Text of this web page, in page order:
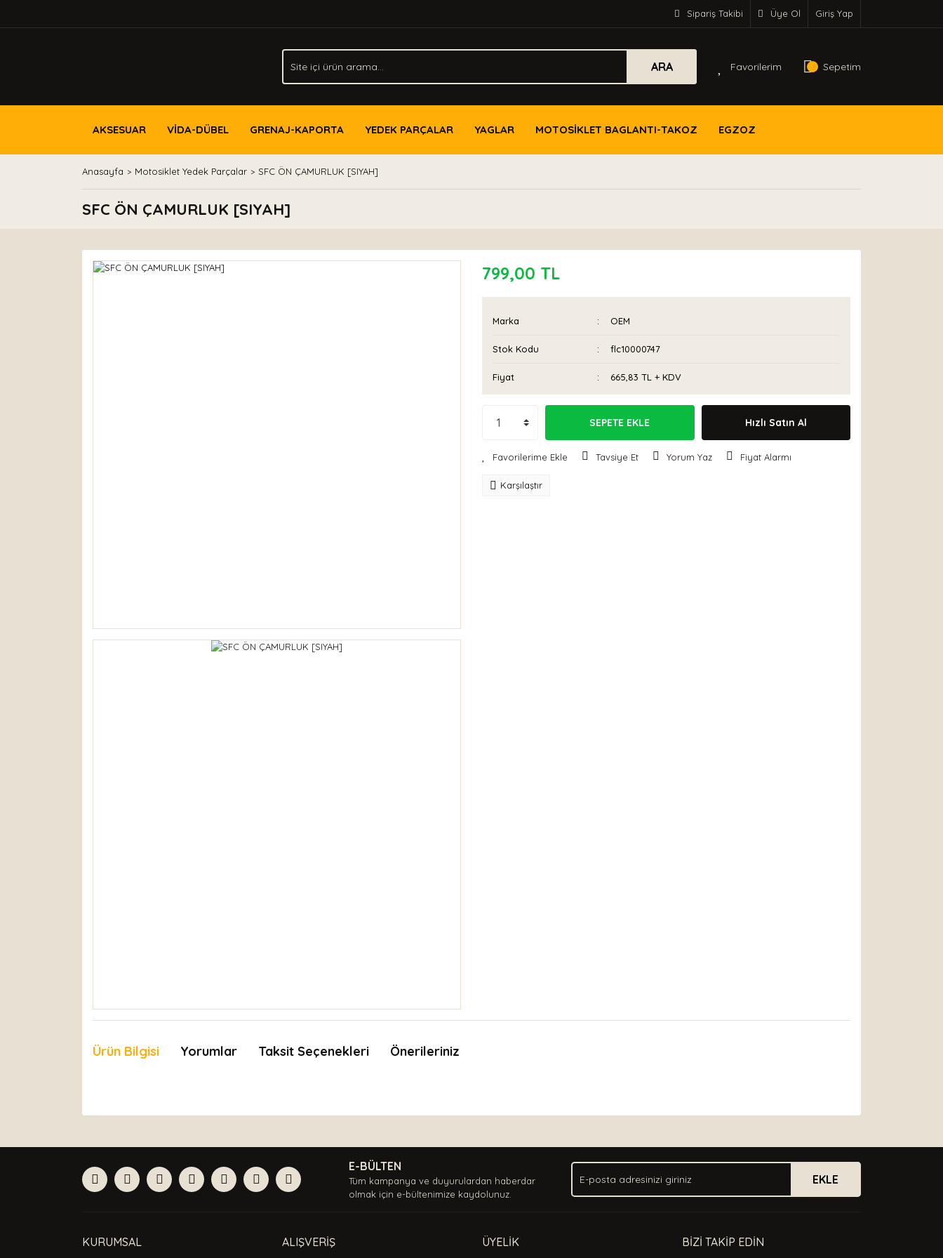
Sipariş Takibi Üye Ol Giriş Yap
ARA Favorilerim Sepetim
AKSESUAR VİDA-DÜBEL GRENAJ-KAPORTA YEDEK PARÇALAR YAGLAR MOTOSİKLET BAGLANTI-TAKOZ EGZOZ
Anasayfa Motosiklet Yedek Parçalar SFC ÖN ÇAMURLUK [SIYAH]
SFC ÖN ÇAMURLUK [SIYAH]
799,00 TL
Marka OEM
Stok Kodu flc10000747
Fiyat 665,83 TL + KDV
SEPETE EKLE Hızlı Satın Al
Tavsiye Et Yorum Yaz Fiyat Alarmı
Karşılaştır
Ürün Bilgisi Yorumlar Taksit Seçenekleri Önerileriniz
Ürün açıklamasında eksik bilgiler bulunuyor.
Bu ürüne benzer farklı alternatifler olmalı.
E-BÜLTEN
Tüm kampanya ve duyurulardan haberdar
olmak için e-bültenimize kaydolunuz.
EKLE
KURUMSAL ALIŞVERİŞ ÜYELİK BİZİ TAKİP EDİN